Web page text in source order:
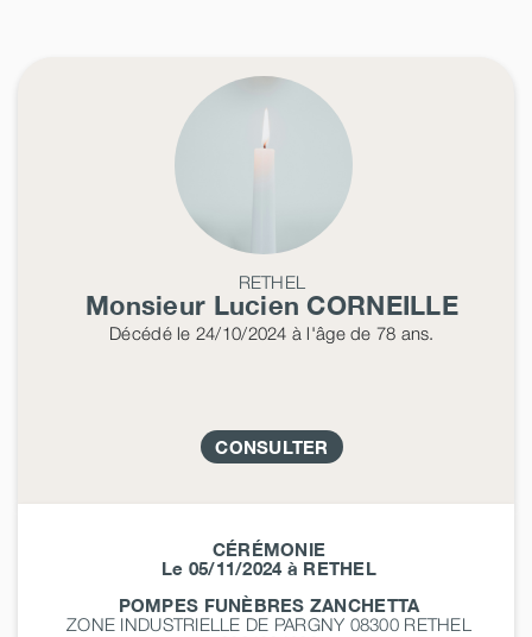
RETHEL
Monsieur Lucien CORNEILLE
Décédéle 24/10/2024 à l'âge de 78 ans.
CONSULTER
CÉRÉMONIE
Le 05/11/2024 à RETHEL
POMPES FUNÈBRES ZANCHETTA
ZONE INDUSTRIELLE DE PARGNY 08300 RETHEL